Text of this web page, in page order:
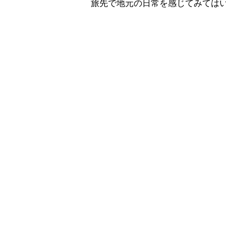
旅先で地元の日常を感じてみては